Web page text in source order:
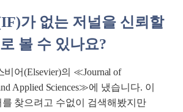
가 없는 저널을 신뢰할
볼 수 있나요?
어(Elsevier)의 ≪Journal of
Applied Sciences≫에 냈습니다. 이
찾으려고 수없이 검색해봤지만